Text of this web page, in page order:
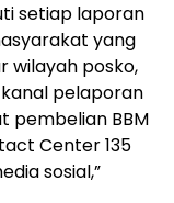
setiap laporan
yang
wilayah posko,
pelaporan
pembelian BBM
Center 135
sosial,”